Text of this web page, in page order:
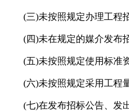
(三)未按照规定办理工程招
(四)未在规定的媒介发布招
(五)未按照规定使用标准资
(六)未按照规定采用工程量
(七)在发布招标公告、发出